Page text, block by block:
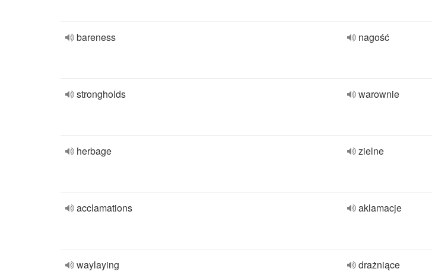
bareness nagość
strongholds warownie
herbage zielne
acclamations aklamacje
waylaying drażniące